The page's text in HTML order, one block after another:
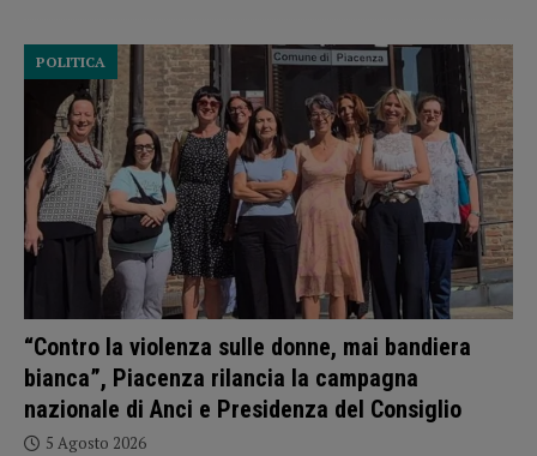
“Contro la violenza sulle donne, mai bandiera
bianca”, Piacenza rilancia la campagna
nazionale di Anci e Presidenza del Consiglio
POLITICA
5 Agosto 2026